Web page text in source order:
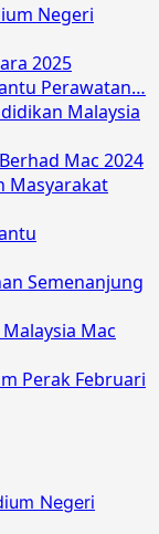
Negeri
2025
Perawatan…
Malaysia
Mac 2024
Masyarakat
Semenanjung
Mac
Perak Februari
Negeri